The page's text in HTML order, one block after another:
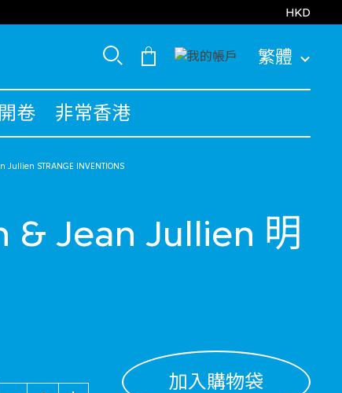
HKD
繁體
開卷 非常香港
Jullien STRANGE INVENTIONS
& Jean Jullien 明
加入購物袋